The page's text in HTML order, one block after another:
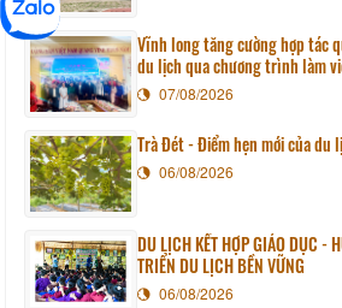
Vĩnh long tăng cường hợp tác
du lịch qua chương trình làm
Sunchang (Hàn quốc)
07/08/2026
Trà Đét - Điểm hẹn mới của du
06/08/2026
DU LỊCH KẾT HỢP GIÁO DỤC -
TRIỂN DU LỊCH BỀN VỮNG
06/08/2026